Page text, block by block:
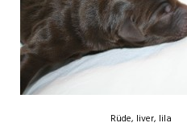
Rüde, liver, lila